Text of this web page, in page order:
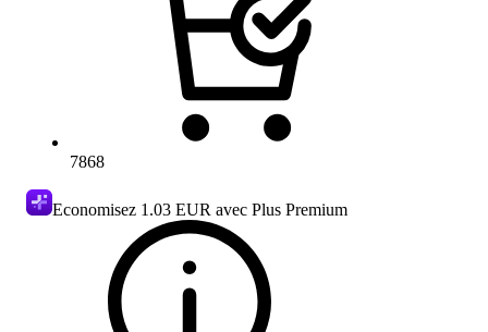
7868
Economisez 1.03 EUR avec Plus Premium